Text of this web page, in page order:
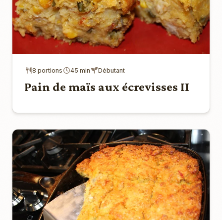
8 portions 45 min Débutant
Pain de maïs aux écrevisses II